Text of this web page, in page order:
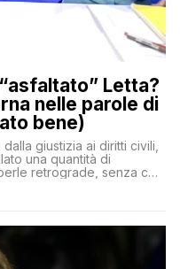
Letta?
nelle parole di
bene)
giustizia ai diritti civili,
una quantità di
retrograde, senza che
glielo abbia fatto notare